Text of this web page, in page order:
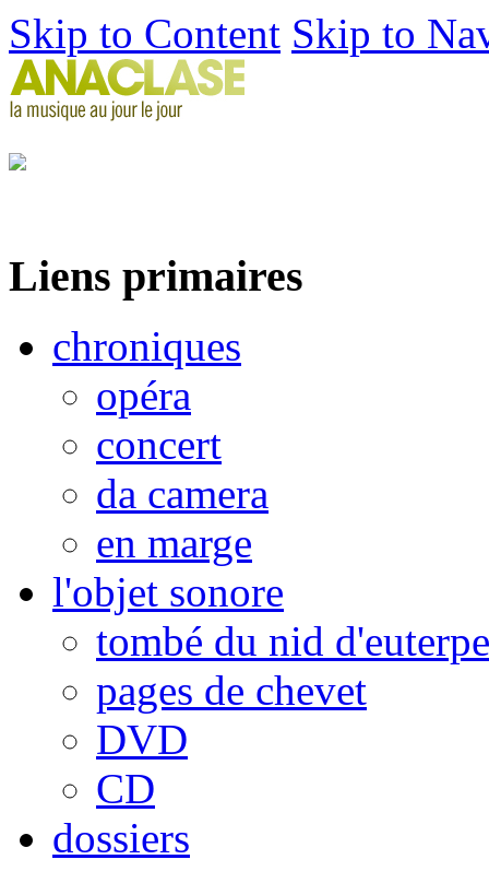
Skip to Content Skip to
Liens primaires
chroniques
opéra
concert
da camera
en marge
l'objet sonore
tombé du nid d'euterpe
pages de chevet
DVD
CD
dossiers